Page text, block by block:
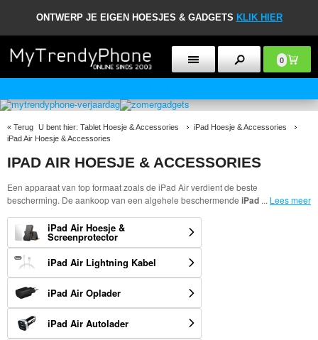
ONTWERP JE EIGEN HOESJES & GADGETS KLIK HIER
0
« Terug U bent hier: Tablet Hoesje & Accessories
iPad Hoesje & Accessories
iPad Air Hoesje & Accessories
IPAD AIR HOESJE & ACCESSORIES
Een apparaat van top formaat zoals de iPad Air verdient de beste
bescherming. De aankoop van een algehele beschermende iPad ... Lees meer
iPad Air Hoesje &
Screenprotector
iPad Air Lightning Kabel
iPad Air Oplader
iPad Air Autolader